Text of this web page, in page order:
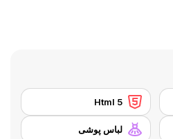
Html 5
لباس پوشی